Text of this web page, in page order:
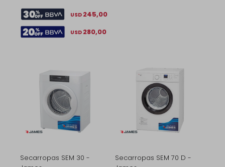
USD 245,00
USD 280,00
Secarropas SEM 30 -
Secarropas SEM 70 D -